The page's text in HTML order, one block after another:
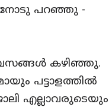
പറഞ്ഞു -
കഴിഞ്ഞു.
പട്ടാളത്തിൽ
എല്ലാവരുടെയും